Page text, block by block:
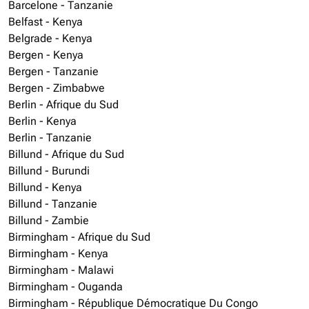
Barcelone - Tanzanie
Belfast - Kenya
Belgrade - Kenya
Bergen - Kenya
Bergen - Tanzanie
Bergen - Zimbabwe
Berlin - Afrique du Sud
Berlin - Kenya
Berlin - Tanzanie
Billund - Afrique du Sud
Billund - Burundi
Billund - Kenya
Billund - Tanzanie
Billund - Zambie
Birmingham - Afrique du Sud
Birmingham - Kenya
Birmingham - Malawi
Birmingham - Ouganda
Birmingham - République Démocratique Du Congo